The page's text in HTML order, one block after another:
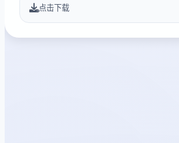
点击下载